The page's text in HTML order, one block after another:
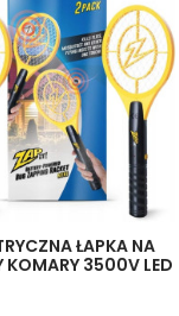
ŁAPKA NA
KOMARY 3500V LED